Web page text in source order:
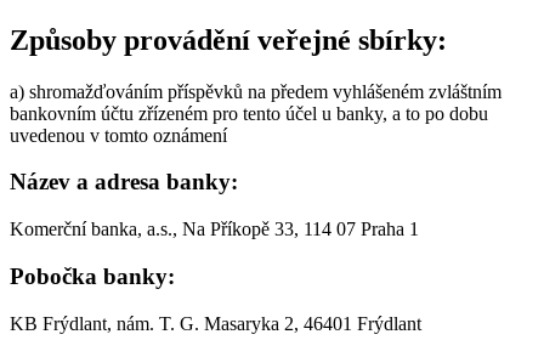
Způsoby provádění veřejné sbírky:
a) shromažďováním příspěvků na předem vyhlášeném zvláštním
bankovním účtu zřízeném pro tento účel u banky, a to po dobu
uvedenou v tomto oznámení
Název a adresa banky:
Komerční banka, a.s., Na Příkopě 33, 114 07 Praha 1
Pobočka banky:
KB Frýdlant, nám. T. G. Masaryka 2, 46401 Frýdlant